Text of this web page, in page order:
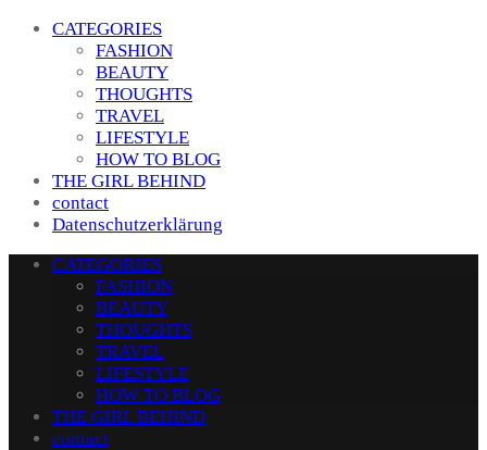
CATEGORIES
FASHION
BEAUTY
THOUGHTS
TRAVEL
LIFESTYLE
HOW TO BLOG
THE GIRL BEHIND
contact
Datenschutzerklärung
CATEGORIES
FASHION
BEAUTY
THOUGHTS
TRAVEL
LIFESTYLE
HOW TO BLOG
THE GIRL BEHIND
contact